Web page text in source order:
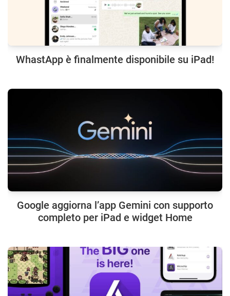
WhastApp è finalmente disponibile su iPad!
Google aggiorna l’app Gemini con supporto
completo per iPad e widget Home